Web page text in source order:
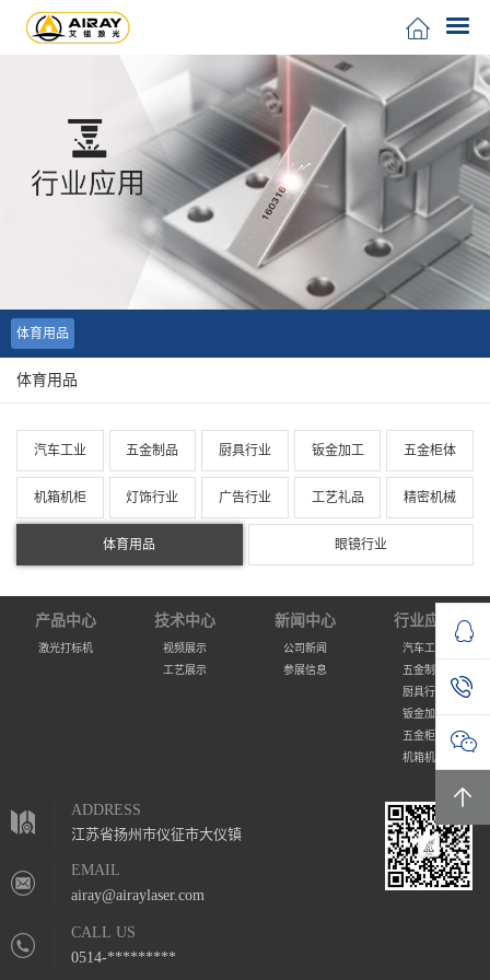
体育用品
体育用品
汽车工业 五金制品 厨具行业 钣金加工 五金柜体
机箱机柜 灯饰行业 广告行业 工艺礼品 精密机械
体育用品 眼镜行业
产品中心
激光打标机
技术中心
视频展示
工艺展示
新闻中心
公司新闻
参展信息
行业应用
汽车工业
五金制品
厨具行业
钣金加工
五金柜体
机箱机柜
ADDRESS
江苏省扬州市仪征市大仪镇
EMAIL
airay@airaylaser.com
CALL US
0514-*********